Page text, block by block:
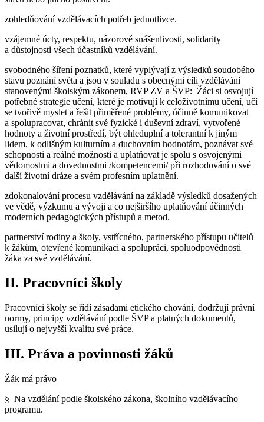
zohledňování vzdělávacích potřeb jednotlivce.
vzájemné úcty, respektu, názorové snášenlivosti, solidarity
a důstojnosti všech účastníků vzdělávání.
svobodného šíření poznatků, které vyplývají z výsledků soudobého
stavu poznání světa a jsou v souladu s obecnými cíli vzdělávání
stanovenými školským zákonem, RVP ZV a ŠVP: Žáci si osvojují
potřebné strategie učení, které je motivují k celoživotnímu učení, učí
se tvořivě myslet a řešit přiměřené problémy, účinně komunikovat
a spolupracovat, chránit své fyzické i duševní zdraví, vytvořené
hodnoty a životní prostředí, být ohleduplní a tolerantní k jiným
lidem, k odlišným kulturním a duchovním hodnotám, poznávat své
schopnosti a reálné možnosti a uplatňovat je spolu s osvojenými
vědomostmi a dovednostmi /kompetencemi/ při rozhodování o své
další životní dráze a svém profesním uplatnění.
zdokonalování procesu vzdělávání na základě výsledků dosažených
ve vědě, výzkumu a vývoji a co nejširšího uplatňování účinných
moderních pedagogických přístupů a metod.
partnerství rodiny a školy, vstřícného, partnerského přístupu učitelů
k žákům, otevřené komunikaci a spolupráci, spoluodpovědnosti
žáka za své vzdělávání.
II. Pracovníci školy
Pracovníci školy se řídí zásadami etického chování, dodržují právní
normy, principy vzdělávání podle ŠVP a platných dokumentů,
usilují o nejvyšší kvalitu své práce.
III. Práva a povinnosti žáků
Žák má právo
§ Na vzdělání podle školského zákona, školního vzdělávacího
programu.